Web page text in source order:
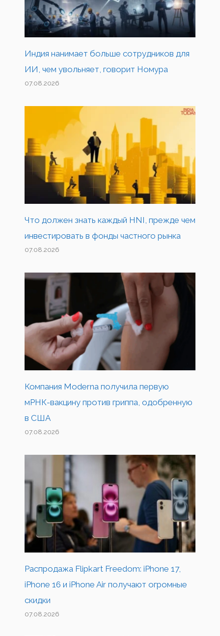
Индия нанимает больше сотрудников для
ИИ, чем увольняет, говорит Номура
07.08.2026
Что должен знать каждый HNI, прежде чем
инвестировать в фонды частного рынка
07.08.2026
Компания Moderna получила первую
мРНК-вакцину против гриппа, одобренную
в США
07.08.2026
Распродажа Flipkart Freedom: iPhone 17,
iPhone 16 и iPhone Air получают огромные
скидки
07.08.2026